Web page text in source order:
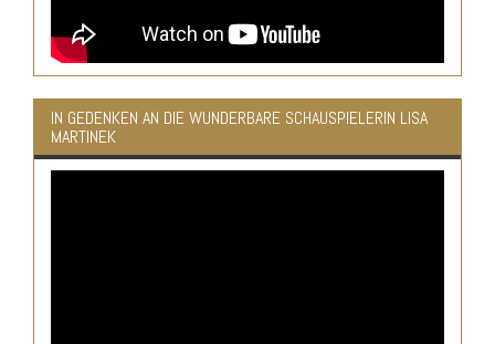
IN GEDENKEN AN DIE WUNDERBARE SCHAUSPIELERIN LISA
MARTINEK